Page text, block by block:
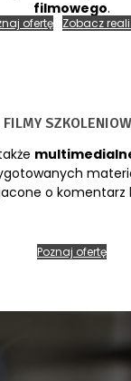
filmowego.
ofertę Zobacz
FILMY
o komentarz
Poznaj ofertę